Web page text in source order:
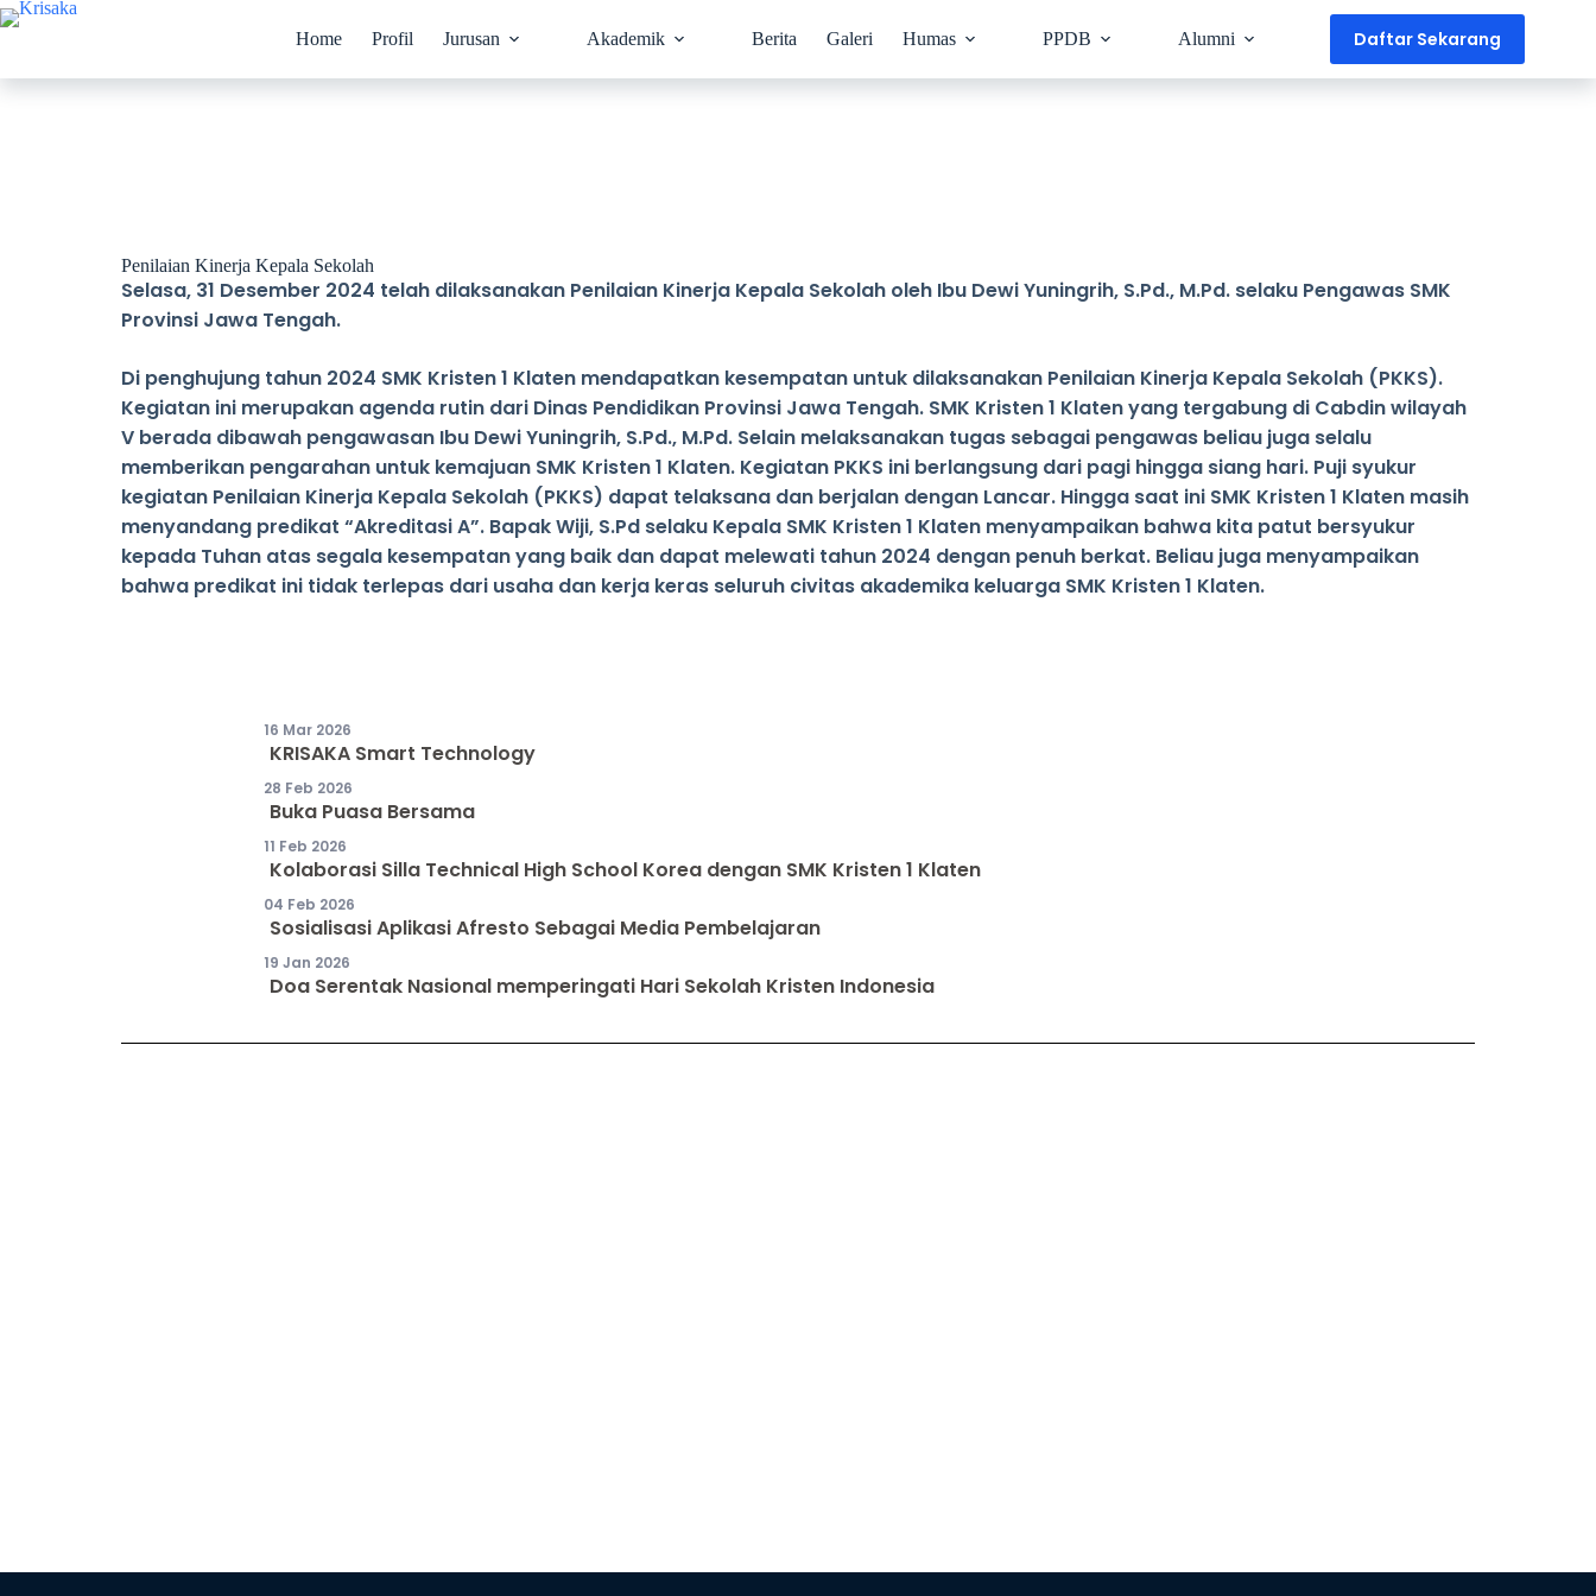
Home Profil Jurusan Akademik Berita Galeri Humas PPDB Alumni Daftar Sekarang
Penilaian Kinerja Kepala Sekolah
Selasa, 31 Desember 2024 telah dilaksanakan Penilaian Kinerja Kepala Sekolah oleh Ibu Dewi Yuningrih, S.Pd., M.Pd. selaku Pengawas SMK
Provinsi Jawa Tengah.
Di penghujung tahun 2024 SMK Kristen 1 Klaten mendapatkan kesempatan untuk dilaksanakan Penilaian Kinerja Kepala Sekolah (PKKS).
Kegiatan ini merupakan agenda rutin dari Dinas Pendidikan Provinsi Jawa Tengah. SMK Kristen 1 Klaten yang tergabung di Cabdin wilayah
V berada dibawah pengawasan Ibu Dewi Yuningrih, S.Pd., M.Pd. Selain melaksanakan tugas sebagai pengawas beliau juga selalu
memberikan pengarahan untuk kemajuan SMK Kristen 1 Klaten. Kegiatan PKKS ini berlangsung dari pagi hingga siang hari. Puji syukur
kegiatan Penilaian Kinerja Kepala Sekolah (PKKS) dapat telaksana dan berjalan dengan Lancar. Hingga saat ini SMK Kristen 1 Klaten masih
menyandang predikat “Akreditasi A”. Bapak Wiji, S.Pd selaku Kepala SMK Kristen 1 Klaten menyampaikan bahwa kita patut bersyukur
kepada Tuhan atas segala kesempatan yang baik dan dapat melewati tahun 2024 dengan penuh berkat. Beliau juga menyampaikan
bahwa predikat ini tidak terlepas dari usaha dan kerja keras seluruh civitas akademika keluarga SMK Kristen 1 Klaten.
16 Mar 2026
KRISAKA Smart Technology
28 Feb 2026
Buka Puasa Bersama
11 Feb 2026
Kolaborasi Silla Technical High School Korea dengan SMK Kristen 1 Klaten
04 Feb 2026
Sosialisasi Aplikasi Afresto Sebagai Media Pembelajaran
19 Jan 2026
Doa Serentak Nasional memperingati Hari Sekolah Kristen Indonesia